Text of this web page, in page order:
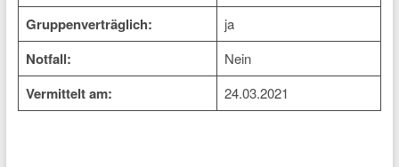
Gruppenverträglich: ja
Notfall: Nein
Vermittelt am: 24.03.2021